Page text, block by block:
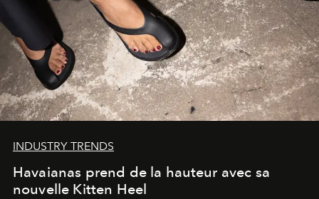
INDUSTRY TRENDS
Havaianas prend de la hauteur avec sa
nouvelle Kitten Heel